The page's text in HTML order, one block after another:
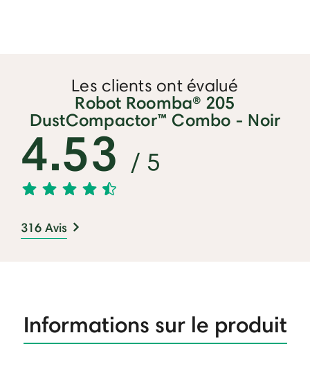
Les clients ont évalué
Robot Roomba® 205
DustCompactor™ Combo - Noir
4.53 / 5
316 Avis
Informations sur le produit